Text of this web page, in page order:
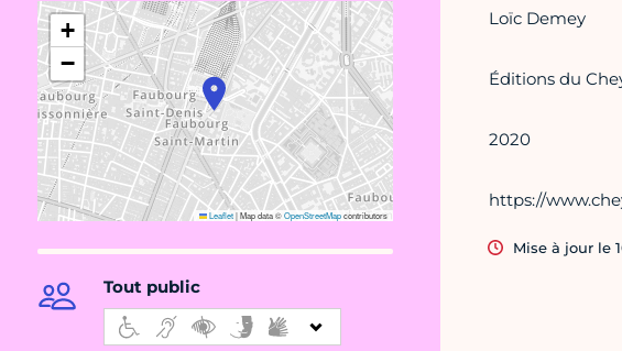
+
−
Leaflet|Map data ©OpenStreetMapcontributors
Tout public
Loïc Demey
Éditions du
2020
https://
Mise à jour le